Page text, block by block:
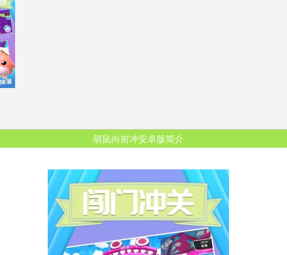
萌鼠向前冲安卓版简介